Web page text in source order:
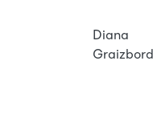
Diana
Graizbord